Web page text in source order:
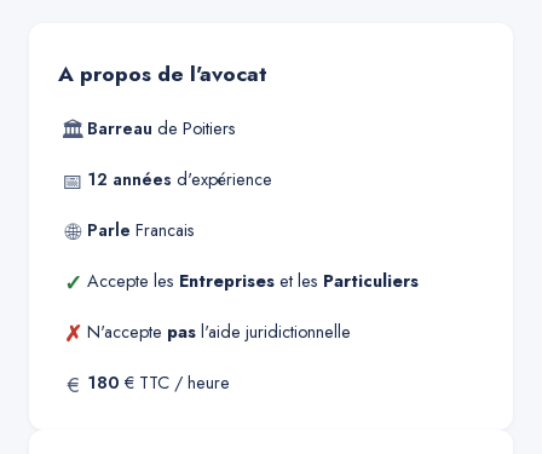
A propos de l'avocat
🏛 Barreau de Poitiers
📅 12 années d'expérience
🌐 Parle Francais
✓ Accepte les Entreprises et les Particuliers
✗ N'accepte pas l'aide juridictionnelle
€ 180 € TTC / heure